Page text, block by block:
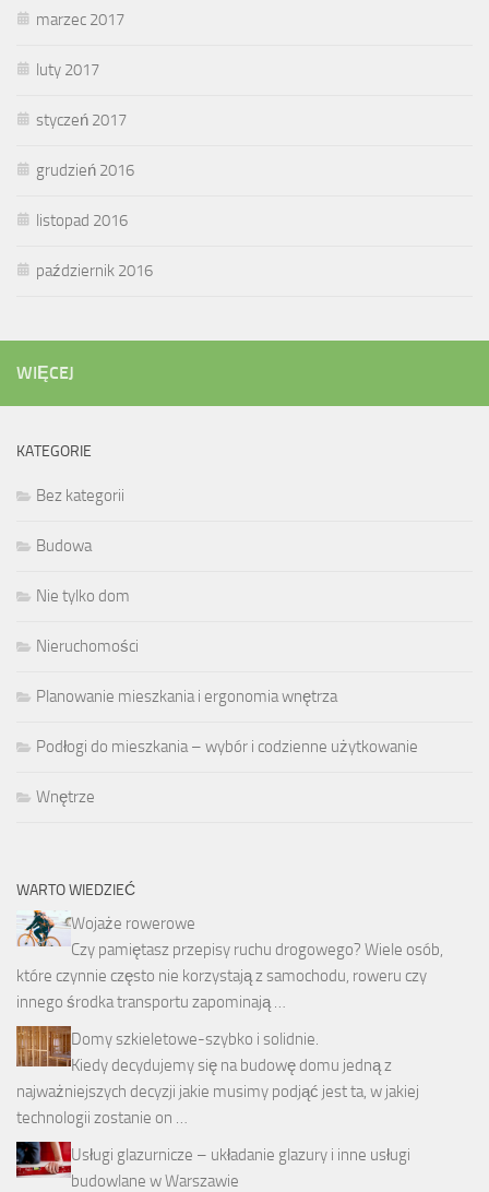
marzec 2017
luty 2017
styczeń 2017
grudzień 2016
listopad 2016
październik 2016
WIĘCEJ
KATEGORIE
Bez kategorii
Budowa
Nie tylko dom
Nieruchomości
Planowanie mieszkania i ergonomia wnętrza
Podłogi do mieszkania – wybór i codzienne użytkowanie
Wnętrze
WARTO WIEDZIEĆ
Wojaże rowerowe
Czy pamiętasz przepisy ruchu drogowego? Wiele osób,
które czynnie często nie korzystają z samochodu, roweru czy
innego środka transportu zapominają …
Domy szkieletowe-szybko i solidnie.
Kiedy decydujemy się na budowę domu jedną z
najważniejszych decyzji jakie musimy podjąć jest ta, w jakiej
technologii zostanie on …
Usługi glazurnicze – układanie glazury i inne usługi
budowlane w Warszawie